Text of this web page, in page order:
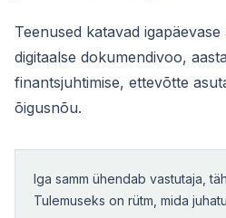
Teenused katavad
digitaalse dokumendivoo,
finantsjuhtimise, ettevõtte
õigusnõu.
Iga samm ühendab vastutaja,
Tulemuseks on rütm, mida